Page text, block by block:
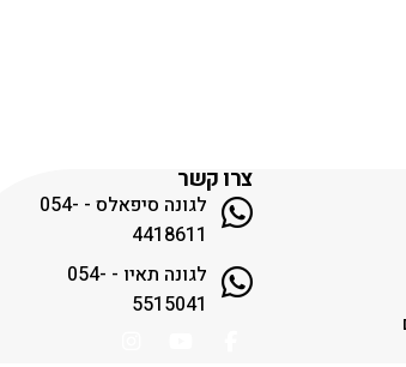
צרו קשר
לגונה סיפאלס - 054-
4418611
לגונה תאיו - 054-
5515041